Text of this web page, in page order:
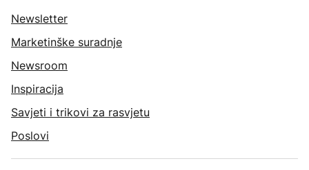
Newsletter
Marketinške suradnje
Newsroom
Inspiracija
Savjeti i trikovi za rasvjetu
Poslovi